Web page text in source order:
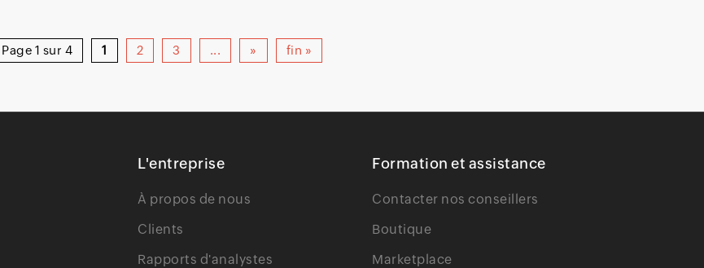
Page 1 sur 4 1 2 3 ... » fin »
L'entreprise
À propos de nous
Clients
Rapports d'analystes
Formation et assistance
Contacter nos conseillers
Boutique
Marketplace